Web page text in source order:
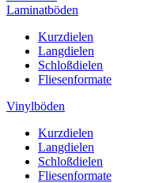
Laminatböden
Kurzdielen
Langdielen
Schloßdielen
Fliesenformate
Vinylböden
Kurzdielen
Langdielen
Schloßdielen
Fliesenformate